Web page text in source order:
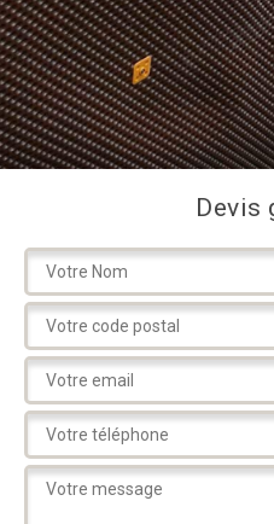
Devis